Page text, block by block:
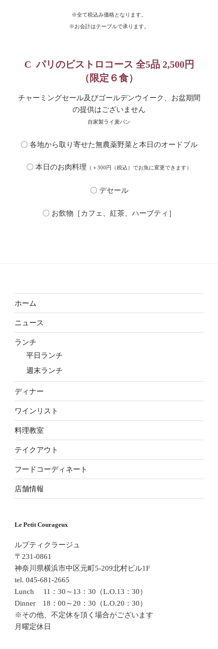
※全て税込み価格となります。
※お会計はテーブルで承ります。
C パリのビストロコース 全5品2,500円
（限定６食）
チャーミングセール及びゴールデンウイーク、お盆期間
の提供はございません
自家製ライ麦パン
〇 各地から取り寄せた無農薬野菜と本日のオードブル
〇 本日のお肉料理 （＋300円（税込）でお魚に変更できます）
〇 デセール
〇 お飲物［カフェ、紅茶、ハーブティ］
ホーム
ニュース
ランチ
平日ランチ
週末ランチ
ディナー
ワインリスト
料理教室
テイクアウト
フードコーディネート
店舗情報
Le Petit Courageux
ルプティクラージュ
〒231-0861
神奈川県横浜市中区元町5-209北村ビル1F
tel. 045-681-2665
Lunch 11：30～13：30（L.O.13：30）
Dinner 18：00～20：30（L.O.20：30）
※その他、不定休を頂く場合がございます
月曜定休日